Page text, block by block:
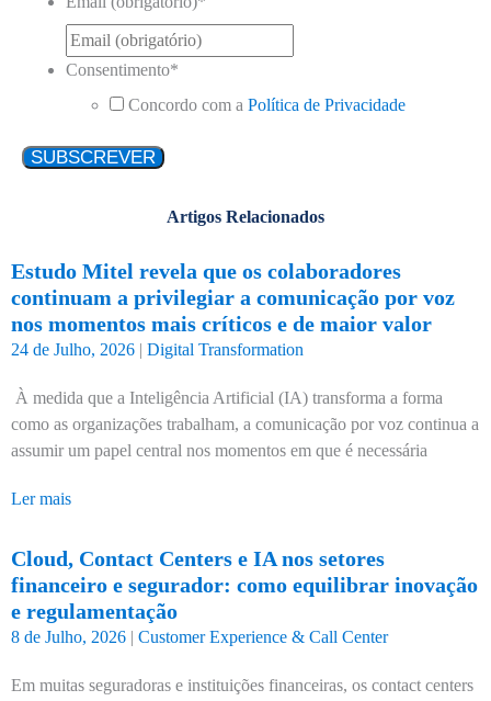
Consentimento*
Concordo com a Política de Privacidade
Artigos Relacionados
Estudo Mitel revela que os colaboradores
continuam a privilegiar a comunicação por voz
nos momentos mais críticos e de maior valor
24 de Julho, 2026 | Digital Transformation
À medida que a Inteligência Artificial (IA) transforma a forma
como as organizações trabalham, a comunicação por voz continua a
assumir um papel central nos momentos em que é necessária
Ler mais
Cloud, Contact Centers e IA nos setores
financeiro e segurador: como equilibrar inovação
e regulamentação
8 de Julho, 2026 | Customer Experience & Call Center
Em muitas seguradoras e instituições financeiras, os contact centers